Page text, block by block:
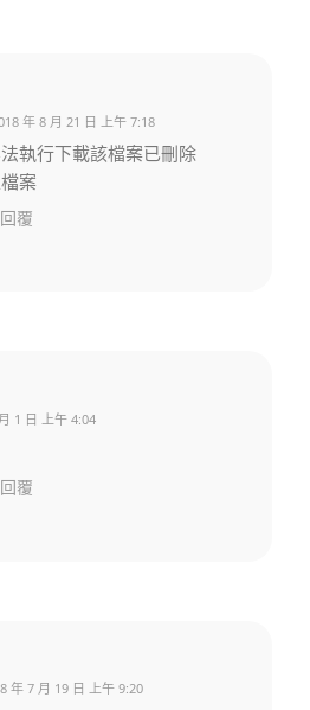
年 8 月 21 日 上午 7:18
執行下載該檔案已刪除
案
回覆
1 日 上午 4:04
回覆
年 7 月 19 日 上午 9:20